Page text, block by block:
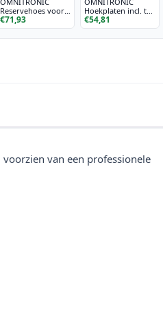
Reservehoes voor
Compact Mobiel DJ-
statief zwart
€71,93
Hoekplaten incl. tas
voor mobiele DJ-
standaard wh
€54,81
van een professionele